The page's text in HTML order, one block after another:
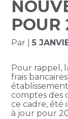
POUR
Par |5
Pour rappel,
frais
comptes des
ce cadre, été
à jour pour